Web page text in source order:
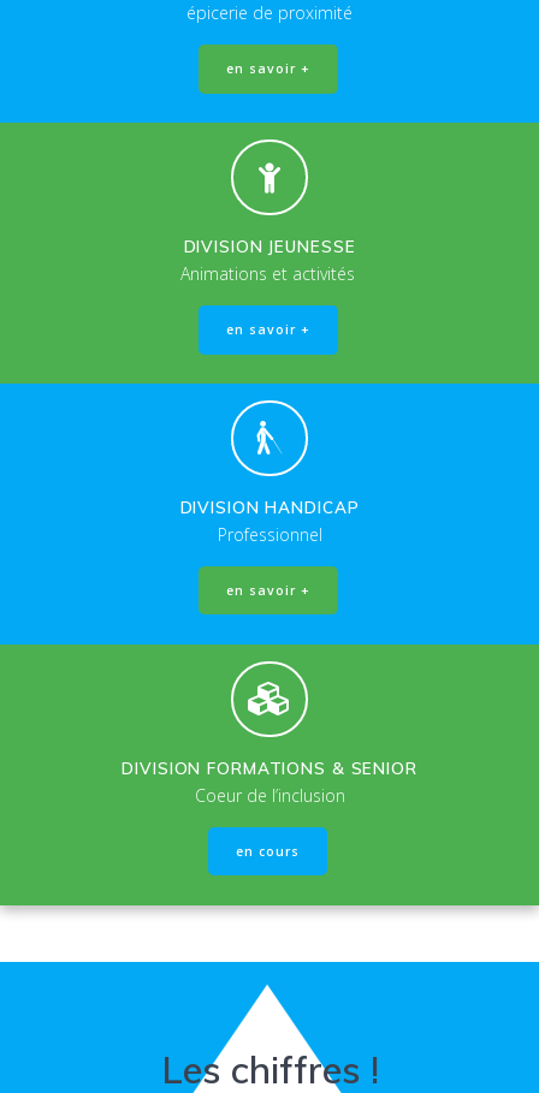
épicerie de proximité
en savoir +
DIVISION JEUNESSE
Animations et activités
en savoir +
DIVISION HANDICAP
Professionnel
en savoir +
DIVISION FORMATIONS & SENIOR
Coeur de l’inclusion
en cours
Les chiffres !